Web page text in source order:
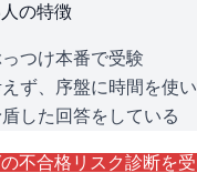
の特徴
つけ本番で受験
ず、序盤に時間を使
した回答をしている
の不合格リスク診断を